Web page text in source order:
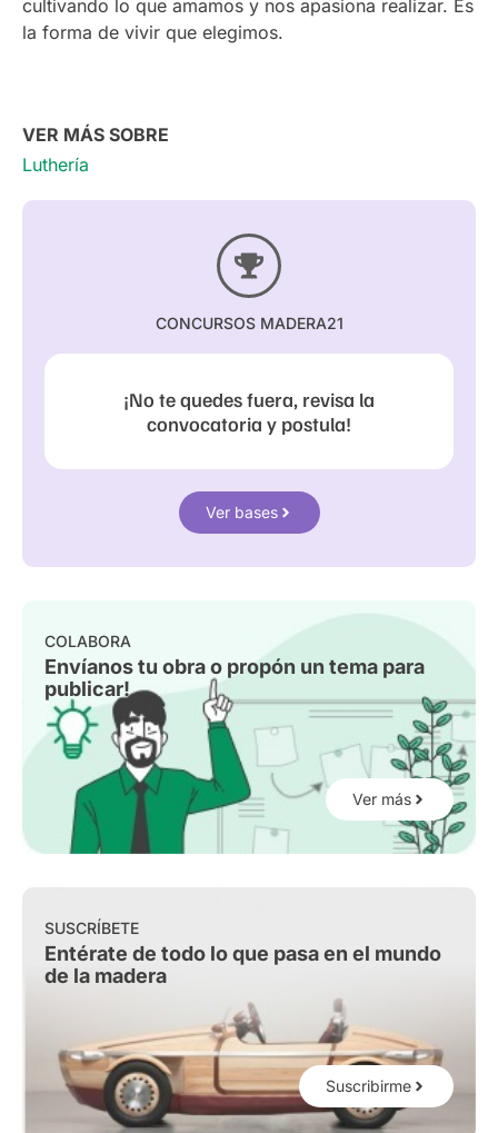
cultivando lo que amamos y nos apasiona realizar. Es
la forma de vivir que elegimos.
VER MÁS SOBRE
Luthería
CONCURSOS MADERA21
¡No te quedes fuera, revisa la
convocatoria y postula!
Ver bases
COLABORA
Envíanos tu obra o propón un tema para
publicar!
Ver más
SUSCRÍBETE
Entérate de todo lo que pasa en el mundo
de la madera
Suscribirme